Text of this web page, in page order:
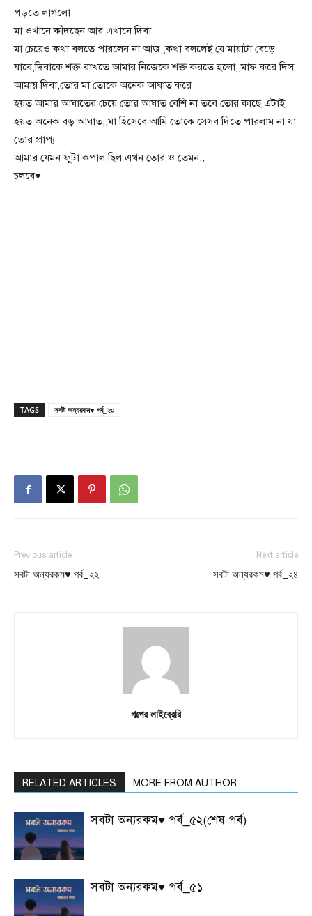
পড়তে লাগলো
মা ওখানে কাঁদছেন আর এখানে দিবা
মা চেয়েও কথা বলতে পারলেন না আজ,,কথা বললেই যে মায়াটা বেড়ে
যাবে,দিবাকে শক্ত রাখতে আমার নিজেকে শক্ত করতে হলো,,মাফ করে দিস
আমায় দিবা,তোর মা তোকে অনেক আঘাত করে
হয়ত আমার আঘাতের চেয়ে তোর আঘাত বেশি না তবে তোর কাছে এটাই
হয়ত অনেক বড় আঘাত,,মা হিসেবে আমি তোকে সেসব দিতে পারলাম না যা
তোর প্রাপ্য
আমার যেমন ফুটা কপাল ছিল এখন তোর ও তেমন,,
চলবে♥
TAGS সবটা অন্যরকম♥ পর্ব_২৩
Previous article
সবটা অন্যরকম♥ পর্ব_২২
Next article
সবটা অন্যরকম♥ পর্ব_২৪
গল্পের লাইব্রেরি
RELATED ARTICLES MORE FROM AUTHOR
সবটা অন্যরকম♥ পর্ব_৫২(শেষ পর্ব)
সবটা অন্যরকম♥ পর্ব_৫১